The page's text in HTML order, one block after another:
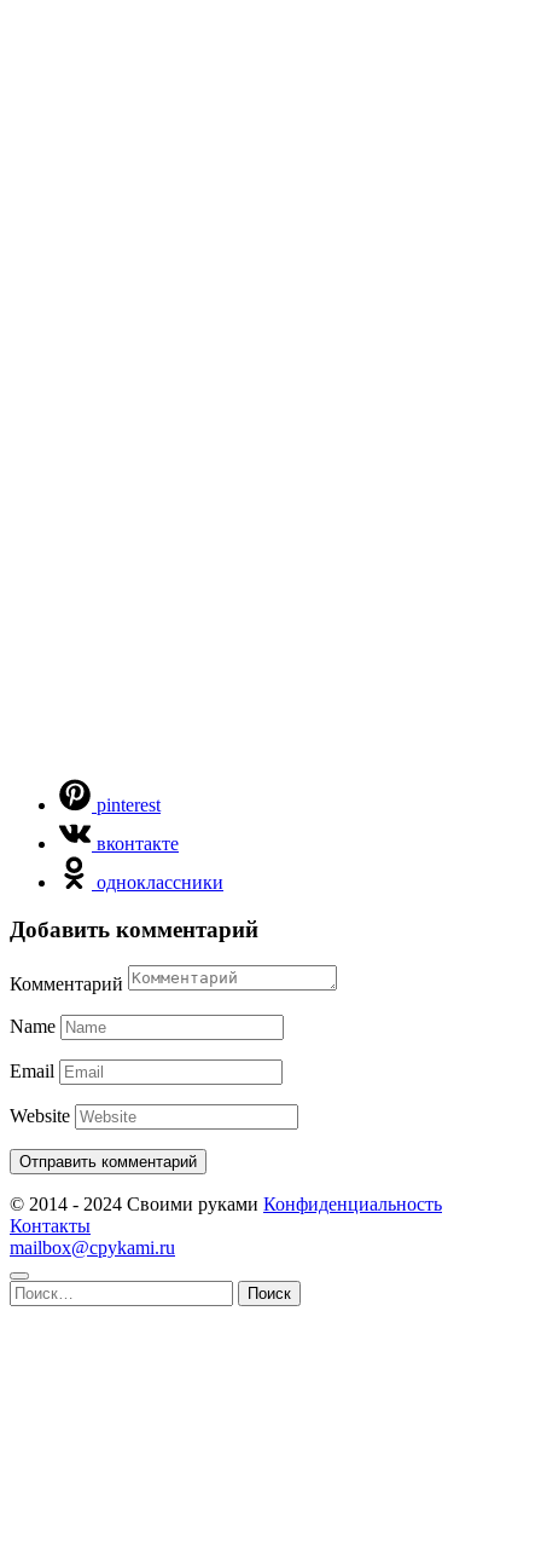
pinterest
вконтакте
одноклассники
Добавить комментарий
Комментарий
Name
Email
Website
© 2014 - 2024 Своими руками Конфиденциальность
Контакты
mailbox@cpykami.ru
Найти: